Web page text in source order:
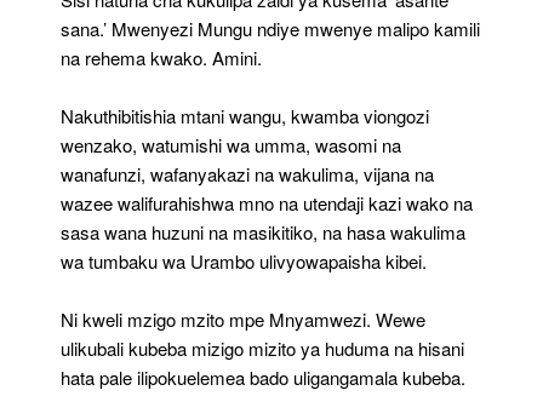
sana.’ Mwenyezi Mungu ndiye mwenye malipo kamili
na rehema kwako. Amini.
Nakuthibitishia mtani wangu, kwamba viongozi
wenzako, watumishi wa umma, wasomi na
wanafunzi, wafanyakazi na wakulima, vijana na
wazee walifurahishwa mno na utendaji kazi wako na
sasa wana huzuni na masikitiko, na hasa wakulima
wa tumbaku wa Urambo ulivyowapaisha kibei.
Ni kweli mzigo mzito mpe Mnyamwezi. Wewe
ulikubali kubeba mizigo mizito ya huduma na hisani
hata pale ilipokuelemea bado uligangamala kubeba.